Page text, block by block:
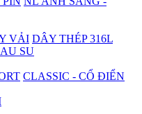
VẢI DÂY THÉP 316L
SU
CLASSIC - CỔ ĐIỂN